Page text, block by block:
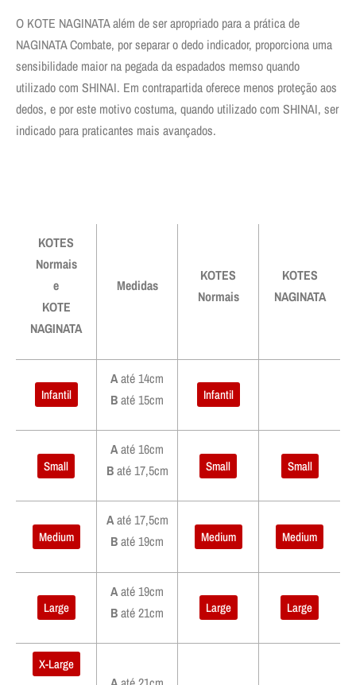
O KOTE NAGINATA além de ser apropriado para a prática de
NAGINATA Combate, por separar o dedo indicador, proporciona uma
sensibilidade maior na pegada da espadados memso quando
utilizado com SHINAI. Em contrapartida oferece menos proteção aos
dedos, e por este motivo costuma, quando utilizado com SHINAI, ser
indicado para praticantes mais avançados.
KOTES
Normais
e
KOTE
NAGINATA
Medidas
KOTES
Normais
KOTES
NAGINATA
Infantil
Aaté 14cm
Baté 15cm Infantil
Small
Aaté 16cm
Baté 17,5cm Small Small
Medium
Aaté 17,5cm
Baté 19cm Medium Medium
Large
Aaté 19cm
Baté 21cm Large Large
X-Large